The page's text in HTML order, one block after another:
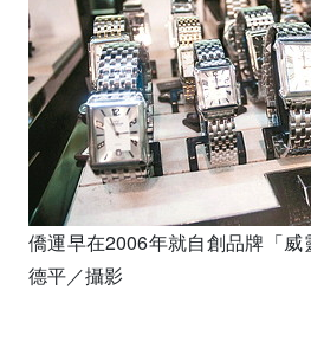
僑運早在2006年就自創品牌「
德平／攝影